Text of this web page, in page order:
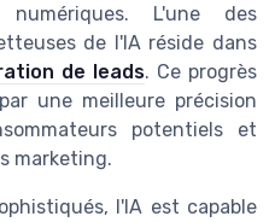
L'une des
de l'IA réside dans
de leads. Ce progrès
une meilleure précision
potentiels et
marketing.
l'IA est capable